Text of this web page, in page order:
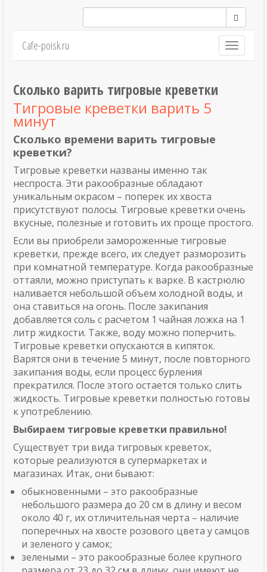
Навигация
Cafe-poisk.ru
Сколько варить тигровые креветки
Тигровые креветки варить 5
минут
Сколько времени варить тигровые
креветки?
Тигровые креветки названы именно так
неспроста. Эти ракообразные обладают
уникальным окрасом – поперек их хвоста
присутствуют полосы. Тигровые креветки очень
вкусные, полезные и готовить их проще простого.
Если вы приобрели замороженные тигровые
креветки, прежде всего, их следует разморозить
при комнатной температуре. Когда ракообразные
оттаяли, можно приступать к варке. В кастрюлю
наливается небольшой объем холодной воды, и
она ставиться на огонь. После закипания
добавляется соль с расчетом 1 чайная ложка на 1
литр жидкости. Также, воду можно поперчить.
Тигровые креветки опускаются в кипяток.
Варятся они в течение 5 минут, после повторного
закипания воды, если процесс бурления
прекратился. После этого остается только слить
жидкость. Тигровые креветки полностью готовы
к употреблению.
Выбираем тигровые креветки правильно!
Существует три вида тигровых креветок,
которые реализуются в супермаркетах и
магазинах. Итак, они бывают:
обыкновенными – это ракообразные
небольшого размера до 20 см в длину и весом
около 40 г, их отличительная черта – наличие
поперечных на хвосте розового цвета у самцов
и зеленого у самок;
зелеными – это ракообразные более крупного